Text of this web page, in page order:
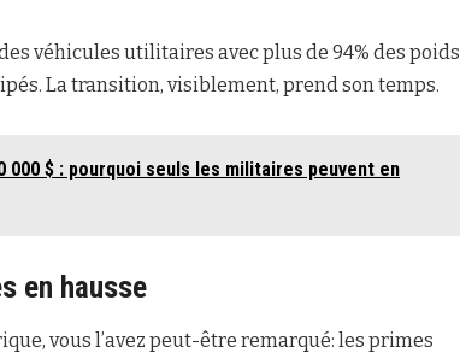
véhicules utilitaires avec plus de 94% des poids
La transition, visiblement, prend son temps.
000 $ : pourquoi seuls les militaires peuvent en
en hausse
vous l’avez peut-être remarqué: les primes